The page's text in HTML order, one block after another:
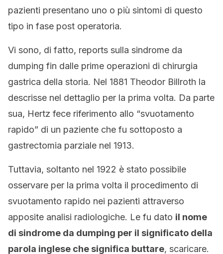
pazienti presentano uno o più sintomi di questo
tipo in fase post operatoria.
Vi sono, di fatto, reports sulla sindrome da
dumping fin dalle prime operazioni di chirurgia
gastrica della storia. Nel 1881 Theodor Billroth la
descrisse nel dettaglio per la prima volta. Da parte
sua, Hertz fece riferimento allo “svuotamento
rapido” di un paziente che fu sottoposto a
gastrectomia parziale nel 1913.
Tuttavia, soltanto nel 1922 è stato possibile
osservare per la prima volta il procedimento di
svuotamento rapido nei pazienti attraverso
apposite analisi radiologiche. Le fu dato il nome
di sindrome da dumping per il significato della
parola inglese che significa buttare, scaricare.